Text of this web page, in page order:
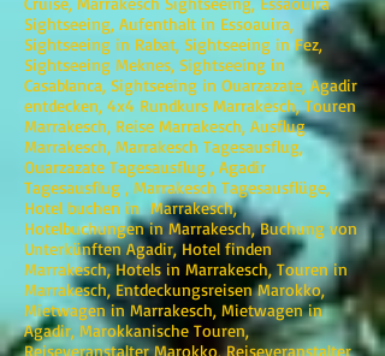
Sightseeing, Aufenthalt in Essoauira,
Sightseeing in Rabat, Sightseeing in Fez,
Sightseeing Meknes, Sightseeing in
Casablanca, Sightseeing in Ouarzazate, Agadir
entdecken, 4x4 Rundkurs Marrakesch, Touren
Marrakesch, Reise Marrakesch, Ausflug
Marrakesch, Marrakesch Tagesausflug,
Ouarzazate Tagesausflug , Agadir
Tagesausflug , Marrakesch Tagesausflüge,
Hotel buchen in Marrakesch,
Hotelbuchungen in Marrakesch, Buchung von
Unterkünften Agadir, Hotel finden
Marrakesch, Hotels in Marrakesch, Touren in
Marrakesch, Entdeckungsreisen Marokko,
Mietwagen in Marrakesch, Mietwagen in
Agadir, Marokkanische Touren,
Reiseveranstalter Marokko, Reiseveranstalter